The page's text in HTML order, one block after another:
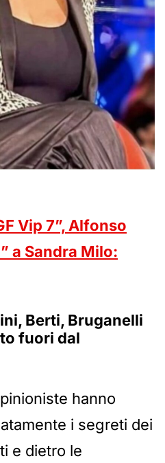
Vip 7”, Alfonso
a Sandra Milo:
Berti, Bruganelli
fuori dal
hanno
i segreti dei
e dietro le